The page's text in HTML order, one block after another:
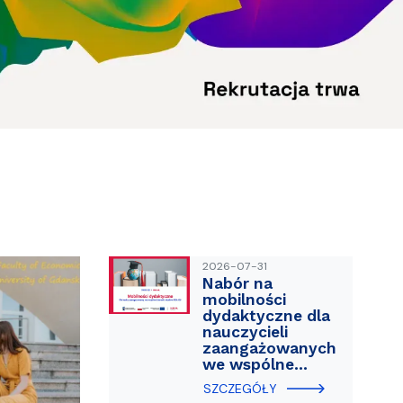
2026-07-31
Nabór na
mobilności
dydaktyczne dla
nauczycieli
zaangażowanych
we wspólne…
SZCZEGÓŁY